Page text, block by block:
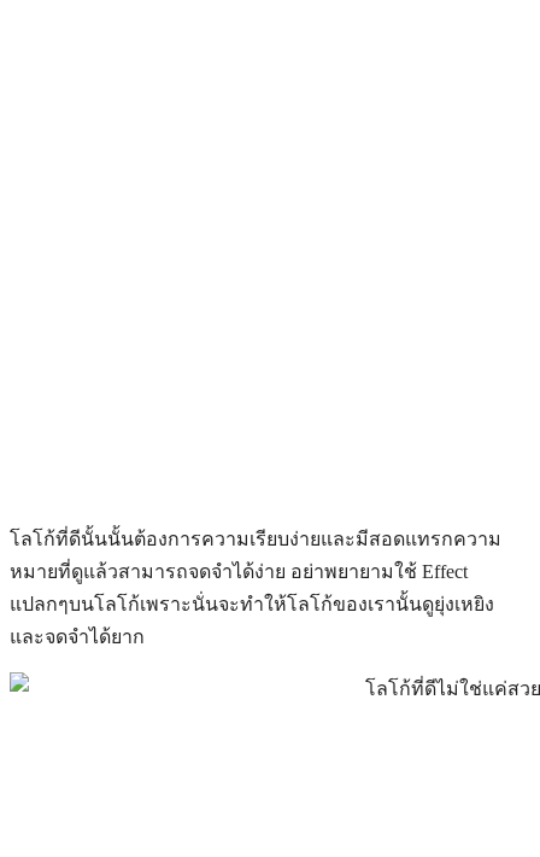
โลโก้ที่ดีนั้นนั้นต้องการความเรียบง่ายและมีสอดแทรกความ
หมายที่ดูแล้วสามารถจดจำได้ง่าย อย่าพยายามใช้ Effect
แปลกๆบนโลโก้เพราะนั่นจะทำให้โลโก้ของเรานั้นดูยุ่งเหยิง
และจดจำได้ยาก